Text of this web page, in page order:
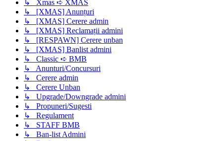
↳ Xmas ➪ XMAS
↳ [XMAS] Anunțuri
↳ [XMAS] Cerere admin
↳ [XMAS] Reclamații admini
↳ [RESPAWN] Cerere unban
↳ [XMAS] Banlist admini
↳ Classic ➪ BMB
↳ Anunturi/Concursuri
↳ Cerere admin
↳ Cerere Unban
↳ Upgrade/Downgrade admini
↳ Propuneri/Sugesti
↳ Regulament
↳ STAFF BMB
↳ Ban-list Admini